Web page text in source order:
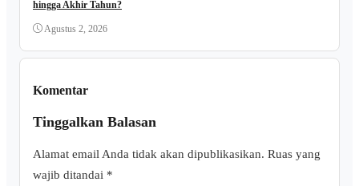
hingga Akhir Tahun?
Agustus 2, 2026
Komentar
Tinggalkan Balasan
Alamat email Anda tidak akan dipublikasikan. Ruas yang
wajib ditandai *